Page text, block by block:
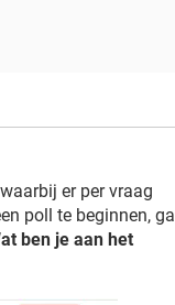
er per vraag
poll te beginnen, ga
ben je aan het